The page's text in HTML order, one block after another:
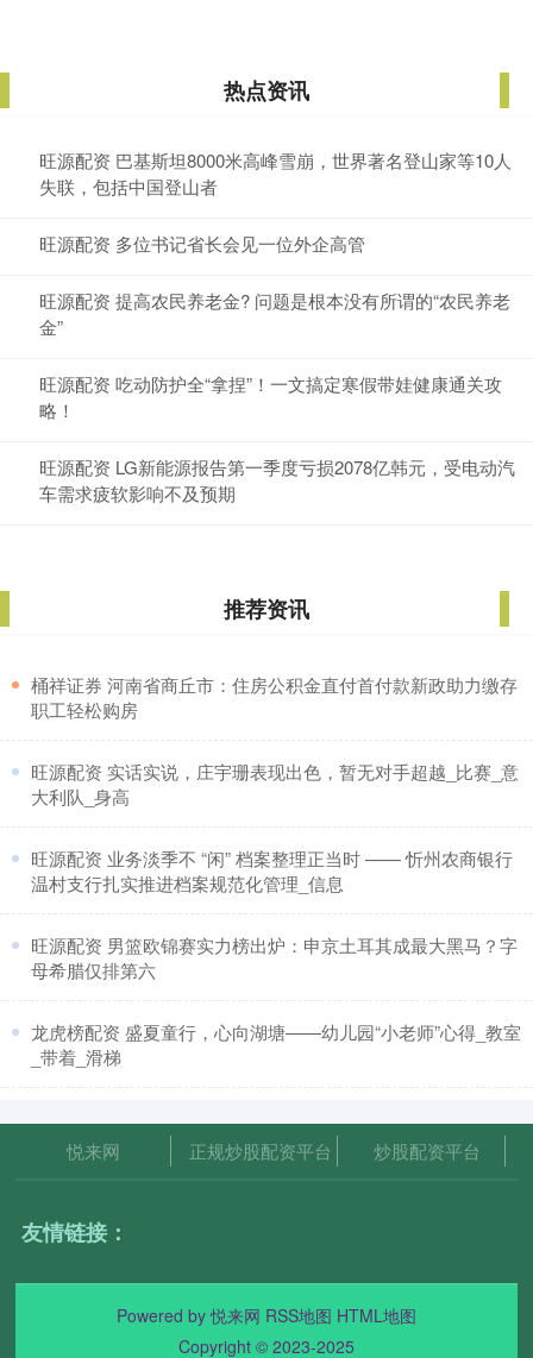
热点资讯
旺源配资 巴基斯坦8000米高峰雪崩，世界著名登山家等10人
失联，包括中国登山者
旺源配资 多位书记省长会见一位外企高管
旺源配资 提高农民养老金? 问题是根本没有所谓的“农民养老
金”
旺源配资 吃动防护全“拿捏”！一文搞定寒假带娃健康通关攻
略！
旺源配资 LG新能源报告第一季度亏损2078亿韩元，受电动汽
车需求疲软影响不及预期
推荐资讯
​桶祥证券 河南省商丘市：住房公积金直付首付款新政助力缴存
职工轻松购房
​旺源配资 实话实说，庄宇珊表现出色，暂无对手超越_比赛_意
大利队_身高
​旺源配资 业务淡季不 “闲” 档案整理正当时 —— 忻州农商银行
温村支行扎实推进档案规范化管理_信息
​旺源配资 男篮欧锦赛实力榜出炉：申京土耳其成最大黑马？字
母希腊仅排第六
​龙虎榜配资 盛夏童行，心向湖塘——幼儿园“小老师”心得_教室
_带着_滑梯
悦来网 正规炒股配资平台 炒股配资平台
友情链接：
Powered by悦来网 RSS地图 HTML地图
Copyright © 2023-2025